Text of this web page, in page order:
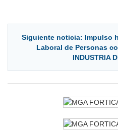
Siguiente noticia: Impulso
Laboral de Personas
INDUSTRIA